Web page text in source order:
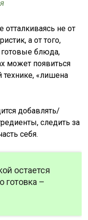
не от
а от того,
блюда,
может появиться
технике, «лишена
добавлять/
следить за
себя.
остается
готовка –